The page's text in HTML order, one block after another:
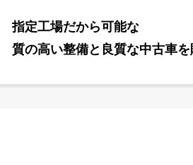
指定工場だから可能な
質の高い整備と良質な中古車を